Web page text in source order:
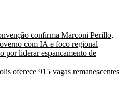
confirma Marconi Perillo,
com IA e foco regional
por liderar espancamento de
oferece 915 vagas remanescentes